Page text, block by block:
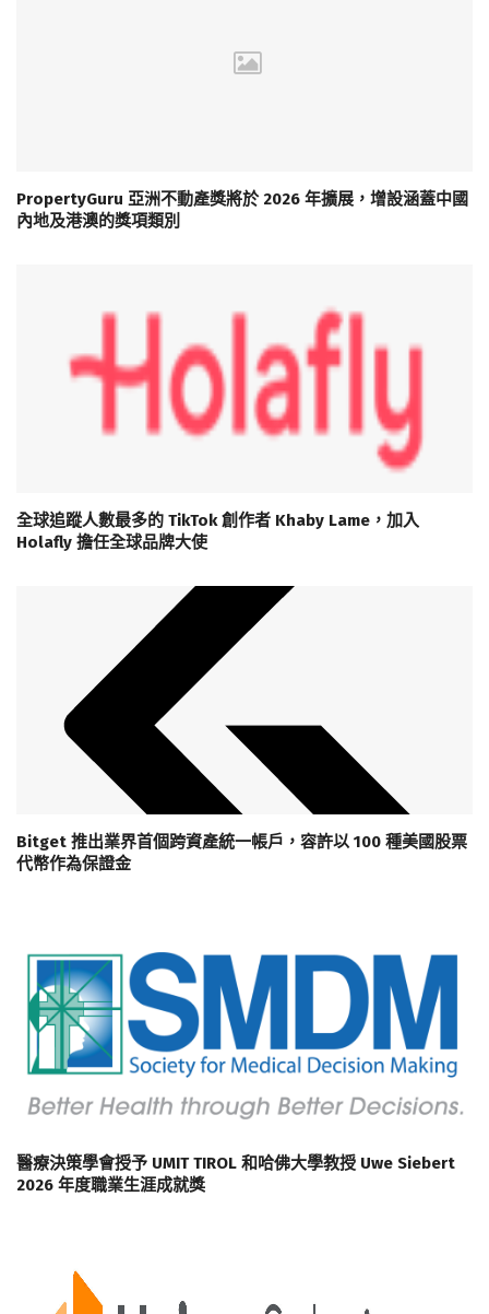
PropertyGuru 亞洲不動產獎將於 2026 年擴展，增設涵蓋中國
內地及港澳的獎項類別
全球追蹤人數最多的 TikTok 創作者 Khaby Lame，加入
Holafly 擔任全球品牌大使
Bitget 推出業界首個跨資產統一帳戶，容許以 100 種美國股票
代幣作為保證金
醫療決策學會授予 UMIT TIROL 和哈佛大學教授 Uwe Siebert
2026 年度職業生涯成就獎